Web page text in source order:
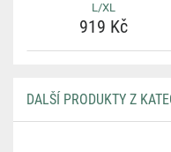
L/XL
919 Kč
DALŠÍ PRODUKTY Z